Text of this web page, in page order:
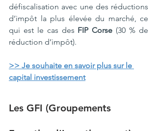
défiscalisation avec une des réductions
d’impôt la plus élevée du marché, ce
qui est le cas des FIP Corse (30 % de
réduction d’impôt).
>> Je souhaite en savoir plus sur le
capital investissement
Les GFI (Groupements